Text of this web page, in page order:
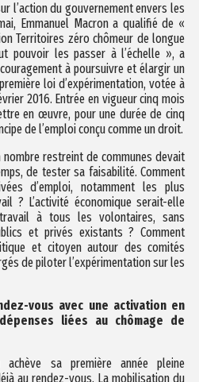
l’action du gouvernement envers les
Emmanuel Macron a qualifié de «
Territoires zéro chômeur de longue
pouvoir les passer à l’échelle », a
à poursuivre et élargir un
loi d’expérimentation, votée à
2016. Entrée en vigueur cinq mois
en œuvre, pour une durée de cinq
de l’emploi conçu comme un droit.
restreint de communes devait
de tester sa faisabilité. Comment
d’emploi, notamment les plus
? L’activité économique serait-elle
à tous les volontaires, sans
et privés existants ? Comment
et citoyen autour des comités
de piloter l’expérimentation sur les
vous avec une activation en
liées au chômage de
achève sa première année pleine
au rendez-vous. La mobilisation du